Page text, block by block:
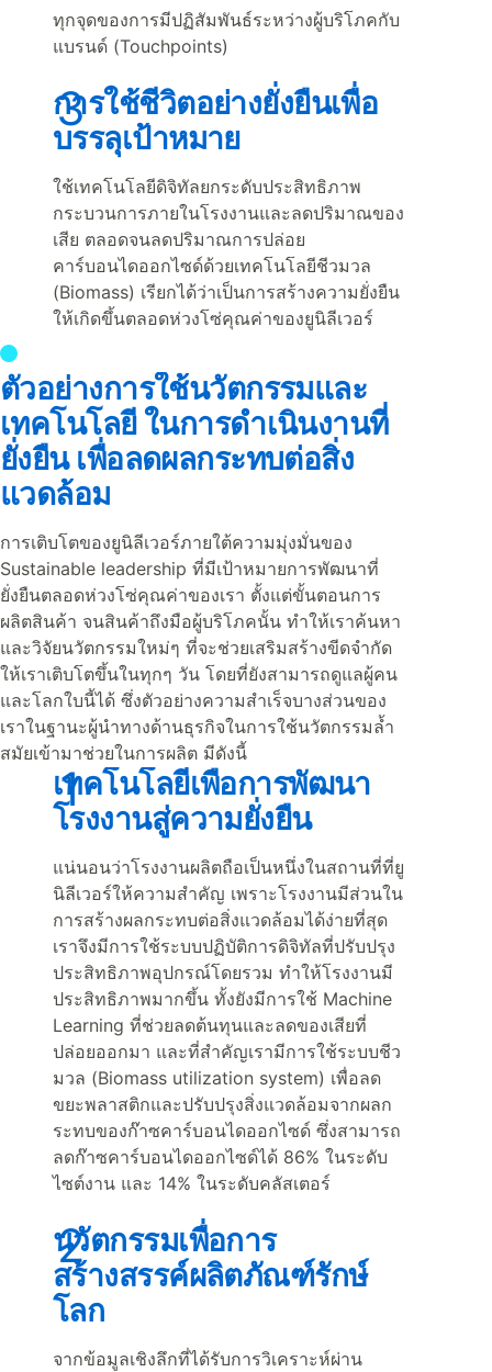
ทุกจุดของการมีปฏิสัมพันธ์ระหว่างผู้บริโภคกับ
แบรนด์ (Touchpoints)
การใช้ชีวิตอย่างยั่งยืนเพื่อ
บรรลุเป้าหมาย
ใช้เทคโนโลยีดิจิทัลยกระดับประสิทธิภาพ
กระบวนการภายในโรงงานและลดปริมาณของ
เสีย ตลอดจนลดปริมาณการปล่อย
คาร์บอนไดออกไซด์ด้วยเทคโนโลยีชีวมวล
(Biomass) เรียกได้ว่าเป็นการสร้างความยั่งยืน
ให้เกิดขึ้นตลอดห่วงโซ่คุณค่าของยูนิลีเวอร์
ตัวอย่างการใช้นวัตกรรมและ
เทคโนโลยี ในการดำเนินงานที่
ยั่งยืน เพื่อลดผลกระทบต่อสิ่ง
แวดล้อม
การเติบโตของยูนิลีเวอร์ภายใต้ความมุ่งมั่นของ
Sustainable leadership ที่มีเป้าหมายการพัฒนาที่
ยั่งยืนตลอดห่วงโซ่คุณค่าของเรา ตั้งแต่ขั้นตอนการ
ผลิตสินค้า จนสินค้าถึงมือผู้บริโภคนั้น ทำให้เราค้นหา
และวิจัยนวัตกรรมใหม่ๆ ที่จะช่วยเสริมสร้างขีดจำกัด
ให้เราเติบโตขึ้นในทุกๆ วัน โดยที่ยังสามารถดูแลผู้คน
และโลกใบนี้ได้ ซึ่งตัวอย่างความสำเร็จบางส่วนของ
เราในฐานะผู้นำทางด้านธุรกิจในการใช้นวัตกรรมล้ำ
สมัยเข้ามาช่วยในการผลิต มีดังนี้
เทคโนโลยีเพื่อการพัฒนา
โรงงานสู่ความยั่งยืน
แน่นอนว่าโรงงานผลิตถือเป็นหนึ่งในสถานที่ที่ยู
นิลีเวอร์ให้ความสำคัญ เพราะโรงงานมีส่วนใน
การสร้างผลกระทบต่อสิ่งแวดล้อมได้ง่ายที่สุด
เราจึงมีการใช้ระบบปฏิบัติการดิจิทัลที่ปรับปรุง
ประสิทธิภาพอุปกรณ์โดยรวม ทำให้โรงงานมี
ประสิทธิภาพมากขึ้น ทั้งยังมีการใช้ Machine
Learning ที่ช่วยลดต้นทุนและลดของเสียที่
ปล่อยออกมา และที่สำคัญเรามีการใช้ระบบชีว
มวล (Biomass utilization system) เพื่อลด
ขยะพลาสติกและปรับปรุงสิ่งแวดล้อมจากผลก
ระทบของก๊าซคาร์บอนไดออกไซด์ ซึ่งสามารถ
ลดก๊าซคาร์บอนไดออกไซด์ได้ 86% ในระดับ
ไซต์งาน และ 14% ในระดับคลัสเตอร์
นวัตกรรมเพื่อการ
สร้างสรรค์ผลิตภัณฑ์รักษ์
โลก
จากข้อมูลเชิงลึกที่ได้รับการวิเคราะห์ผ่าน